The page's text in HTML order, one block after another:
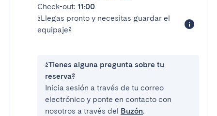
Check-out: 11:00
¿Llegas pronto y necesitas guardar el
equipaje?
¿Tienes alguna pregunta sobre tu
reserva?
Inicia sesión a través de tu correo
electrónico y ponte en contacto con
nosotros a través del Buzón.